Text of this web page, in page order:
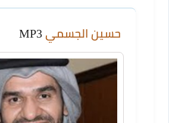
حسين الجسمي